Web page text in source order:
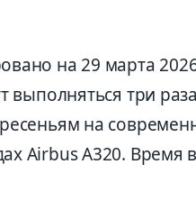
на 29 марта
выполняться три
на
Airbus A320. Время